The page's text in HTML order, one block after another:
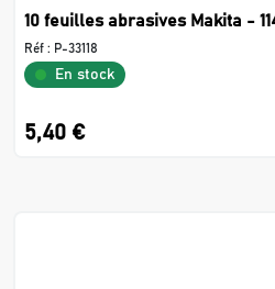
10 feuilles abrasives Makita -
Réf : P-33118
En stock
5,40 €